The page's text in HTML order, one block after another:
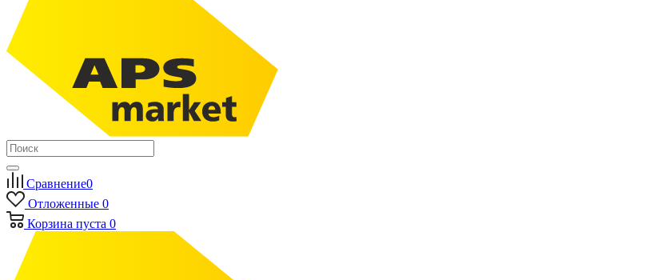
Сравнение0
Отложенные 0
Корзина пуста 0